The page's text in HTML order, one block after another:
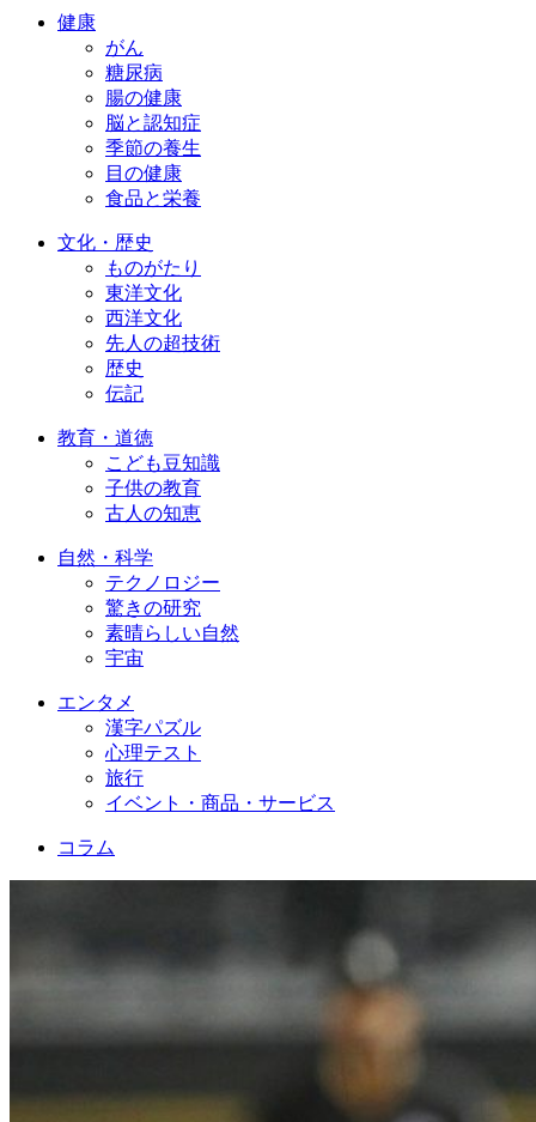
健康
がん
糖尿病
腸の健康
脳と認知症
季節の養生
目の健康
食品と栄養
文化・歴史
ものがたり
東洋文化
西洋文化
先人の超技術
歴史
伝記
教育・道徳
こども豆知識
子供の教育
古人の知恵
自然・科学
テクノロジー
驚きの研究
素晴らしい自然
宇宙
エンタメ
漢字パズル
心理テスト
旅行
イベント・商品・サービス
コラム